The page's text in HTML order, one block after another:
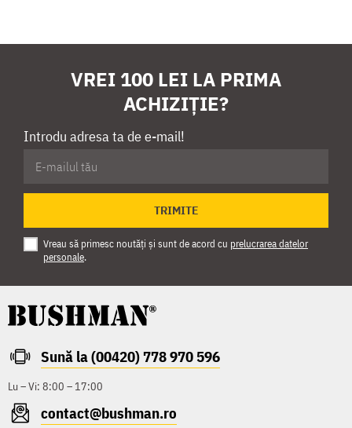
VREI 100 LEI LA PRIMA
ACHIZIȚIE?
Introdu adresa ta de e-mail!
TRIMITE
Vreau să primesc noutăți și sunt de acord cu prelucrarea datelor
personale.
Sună la (00420) 778 970 596
Lu – Vi: 8:00 – 17:00
contact@bushman.ro